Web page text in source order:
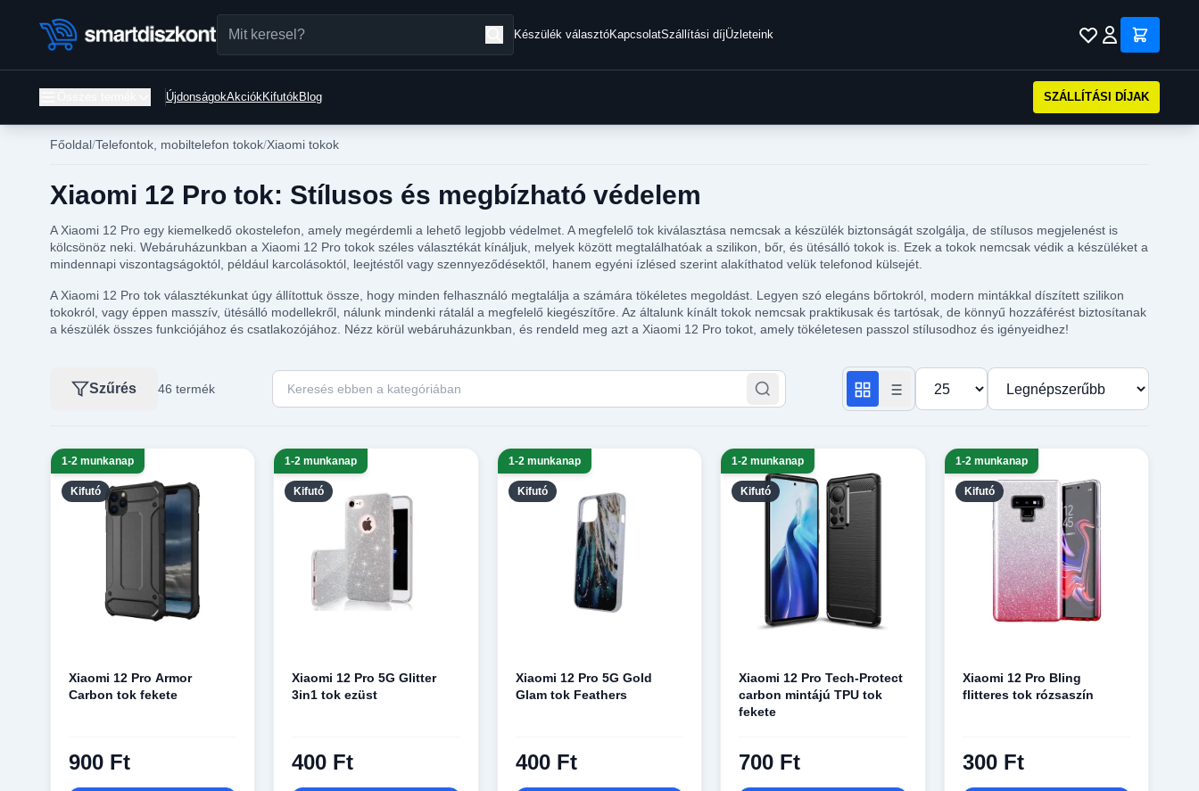
Készülék választóKapcsolatSzállítási díjÜzleteink
ÚjdonságokAkciókKifutókBlog SZÁLLÍTÁSI DÍJAK
Főoldal Telefontok, mobiltelefon tokok Xiaomi tokok
Xiaomi 12 Pro tok: Stílusos és megbízható védelem
A Xiaomi 12 Pro egy kiemelkedő okostelefon, amely megérdemli a lehető legjobb védelmet. A megfelelő tok kiválasztása nemcsak a készülék biztonságát szolgálja, de stílusos megjelenést is
kölcsönöz neki. Webáruházunkban a Xiaomi 12 Pro tokok széles választékát kínáljuk, melyek között megtalálhatóak a szilikon, bőr, és ütésálló tokok is. Ezek a tokok nemcsak védik a készüléket a
mindennapi viszontagságoktól, például karcolásoktól, leejtéstől vagy szennyeződésektől, hanem egyéni ízlésed szerint alakíthatod velük telefonod külsejét.
A Xiaomi 12 Pro tok választékunkat úgy állítottuk össze, hogy minden felhasználó megtalálja a számára tökéletes megoldást. Legyen szó elegáns bőrtokról, modern mintákkal díszített szilikon
tokokról, vagy éppen masszív, ütésálló modellekről, nálunk mindenki rátalál a megfelelő kiegészítőre. Az általunk kínált tokok nemcsak praktikusak és tartósak, de könnyű hozzáférést biztosítanak
a készülék összes funkciójához és csatlakozójához. Nézz körül webáruházunkban, és rendeld meg azt a Xiaomi 12 Pro tokot, amely tökéletesen passzol stílusodhoz és igényeidhez!
Szűrés 46 termék
Keresés ebben a kategóriában Termékek száma oldalanként
Rendezés
Kifutó
1-2 munkanap
Xiaomi 12 Pro Armor
Carbon tok fekete
900 Ft
Kifutó
1-2 munkanap
Xiaomi 12 Pro 5G Glitter
3in1 tok ezüst
400 Ft
Kifutó
1-2 munkanap
Xiaomi 12 Pro 5G Gold
Glam tok Feathers
400 Ft
Kifutó
1-2 munkanap
Xiaomi 12 Pro Tech-Protect
carbon mintájú TPU tok
fekete
700 Ft
Kifutó
1-2 munkanap
Xiaomi 12 Pro Bling
flitteres tok rózsaszín
300 Ft